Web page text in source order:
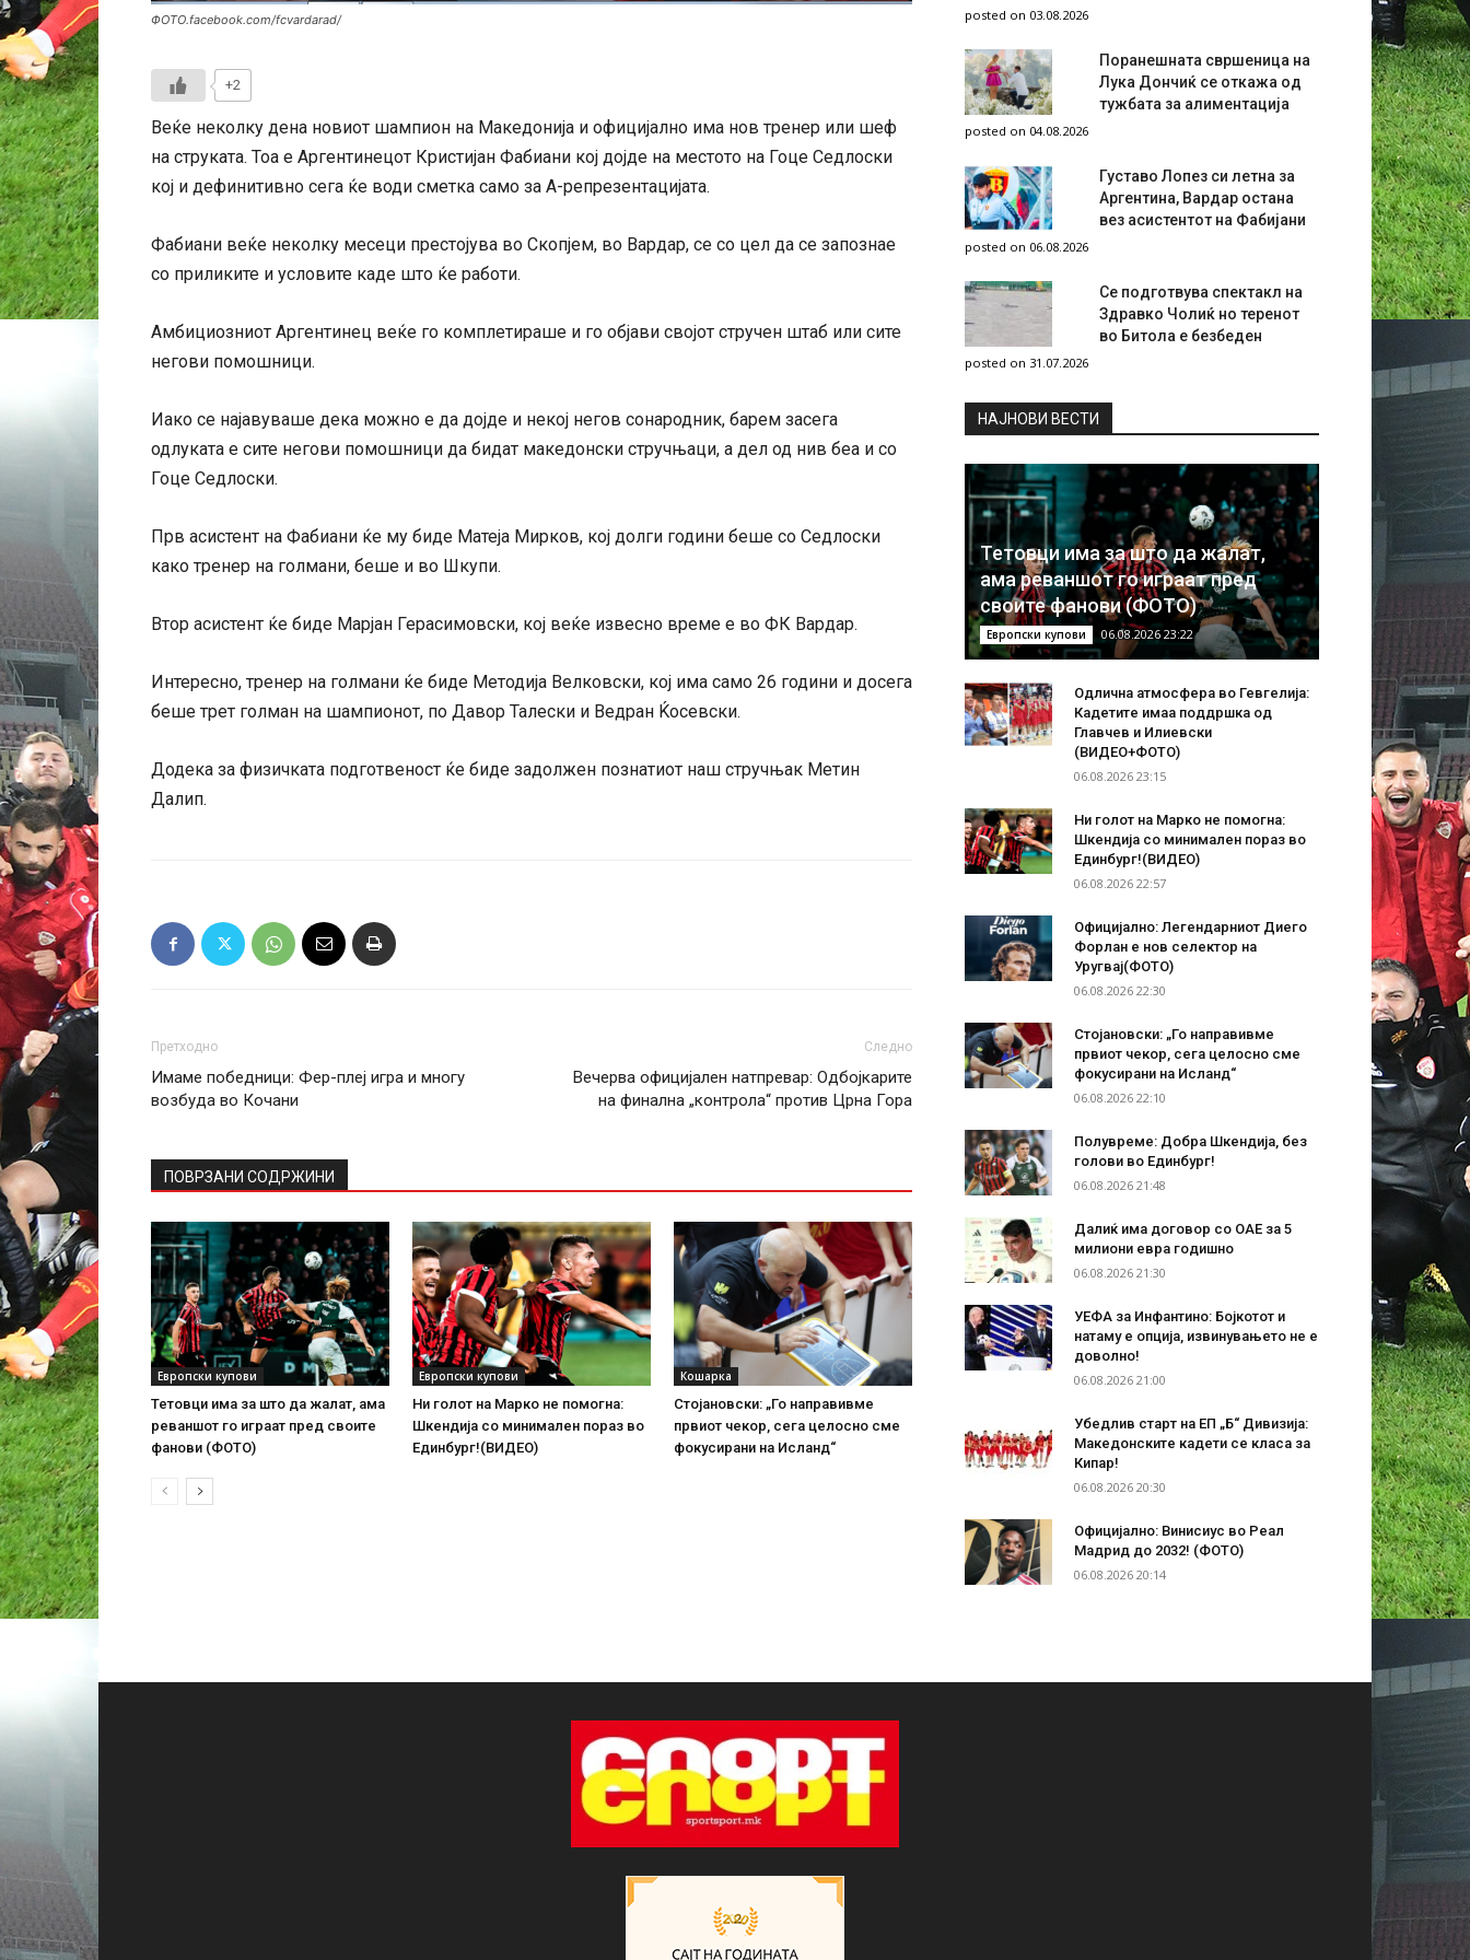
ФОТО.facebook.com/fcvardarad/
+2
Веќе неколку дена новиот шампион на Македонија и официјално има нов тренер или шеф
на струката. Тоа е Аргентинецот Кристијан Фабиани кој дојде на местото на Гоце Седлоски
кој и дефинитивно сега ќе води сметка само за А-репрезентацијата.
Фабиани веќе неколку месеци престојува во Скопјем, во Вардар, се со цел да се запознае
со приликите и условите каде што ќе работи.
Амбициозниот Аргентинец веќе го комплетираше и го објави својот стручен штаб или сите
негови помошници.
Иако се најавуваше дека можно е да дојде и некој негов сонародник, барем засега
одлуката е сите негови помошници да бидат македонски стручњаци, а дел од нив беа и со
Гоце Седлоски.
Прв асистент на Фабиани ќе му биде Матеја Мирков, кој долги години беше со Седлоски
како тренер на голмани, беше и во Шкупи.
Втор асистент ќе биде Марјан Герасимовски, кој веќе извесно време е во ФК Вардар.
Интересно, тренер на голмани ќе биде Методија Велковски, кој има само 26 години и досега
беше трет голман на шампионот, по Давор Талески и Ведран Ќосевски.
Додека за физичката подготвеност ќе биде задолжен познатиот наш стручњак Метин
Далип.
Претходно
Имаме победници: Фер-плеј игра и многу
возбуда во Кочани
Следно
Вечерва официјален натпревар: Одбојкарите
на финална „контрола“ против Црна Гора
ПОВРЗАНИ СОДРЖИНИ
Европски купови
Тетовци има за што да жалат, ама
реваншот го играат пред своите
фанови (ФОТО)
Европски купови
Ни голот на Марко не помогна:
Шкендија со минимален пораз во
Единбург!(ВИДЕО)
Кошарка
Стојановски: „Го направивме
првиот чекор, сега целосно сме
фокусирани на Исланд“
posted on 03.08.2026
Поранешната свршеница на
Лука Дончиќ се откажа од
тужбата за алиментација
posted on 04.08.2026
Густаво Лопез си летна за
Аргентина, Вардар остана
вез асистентот на Фабијани
posted on 06.08.2026
Се подготвува спектакл на
Здравко Чолиќ но теренот
во Битола е безбеден
posted on 31.07.2026
НAЈНОВИ ВЕСТИ
Тетовци има за што да жалат,
ама реваншот го играат пред
своите фанови (ФОТО)
Европски купови 06.08.2026 23:22
Одлична атмосфера во Гевгелија:
Кадетите имаа поддршка од
Главчев и Илиевски
(ВИДЕО+ФОТО)
06.08.2026 23:15
Ни голот на Марко не помогна:
Шкендија со минимален пораз во
Единбург!(ВИДЕО)
06.08.2026 22:57
Официјално: Легендарниот Диего
Форлан е нов селектор на
Уругвај(ФОТО)
06.08.2026 22:30
Стојановски: „Го направивме
првиот чекор, сега целосно сме
фокусирани на Исланд“
06.08.2026 22:10
Полувреме: Добра Шкендија, без
голови во Единбург!
06.08.2026 21:48
Далиќ има договор со ОАЕ за 5
милиони евра годишно
06.08.2026 21:30
УЕФА за Инфантино: Бојкотот и
натаму е опција, извинувањето не е
доволно!
06.08.2026 21:00
Убедлив старт на ЕП „Б“ Дивизија:
Македонските кадети се класа за
Кипар!
06.08.2026 20:30
Официјално: Винисиус во Реал
Мадрид до 2032! (ФОТО)
06.08.2026 20:14